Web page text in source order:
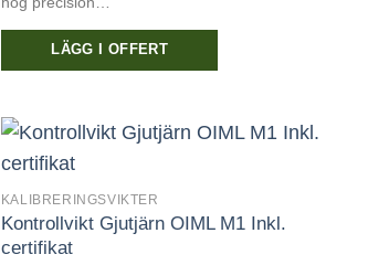
LÄGG I OFFERT
KALIBRERINGSVIKTER
Kontrollvikt Gjutjärn OIML M1 Inkl.
certifikat